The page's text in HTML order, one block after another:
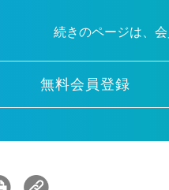
続きのページは、
無料会員登録